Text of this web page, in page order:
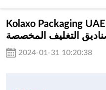
Kolaxo Packaging UAE العربية المتحدة – الشركة
التغليف المخصصة
2024-01-31 10:20:38